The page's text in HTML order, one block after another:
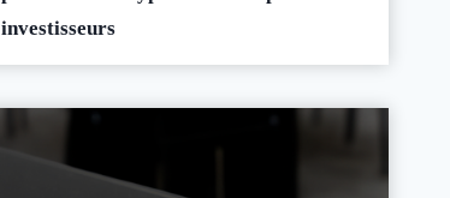
investisseurs